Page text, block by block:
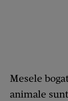
Mesele
animale